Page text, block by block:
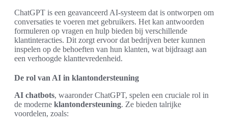
ChatGPT is een geavanceerd AI-systeem dat is ontworpen om
conversaties te voeren met gebruikers. Het kan antwoorden
formuleren op vragen en hulp bieden bij verschillende
klantinteracties. Dit zorgt ervoor dat bedrijven beter kunnen
inspelen op de behoeften van hun klanten, wat bijdraagt aan
een verhoogde klanttevredenheid.
De rol van AI in klantondersteuning
AI chatbots, waaronder ChatGPT, spelen een cruciale rol in
de moderne klantondersteuning. Ze bieden talrijke
voordelen, zoals: